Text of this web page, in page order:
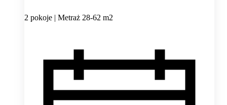
2 pokoje | Metraż 28-62 m2